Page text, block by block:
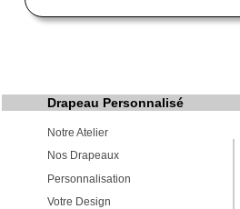
Drapeau Personnalisé
Notre Atelier
Nos Drapeaux
Personnalisation
Votre Design